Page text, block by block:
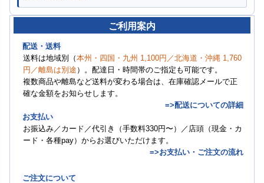
ご利用案内
配送・送料
送料は地域別（本州・四国・九州 1,100円／北海道・沖縄 1,760
円／離島は別途 ）。配達日・時間帯のご指定も可能です。
複数商品や離島など送料が変わる場合は、在庫確認メールで正
確な金額をお知らせします。
=>配送についての詳細
お支払い
お振込み／カード／代引き（手数料330円〜）／店頭（現金・カ
ード・各種pay）からお選びいただけます。
=>お支払い・ご注文の流れ
ご注文について